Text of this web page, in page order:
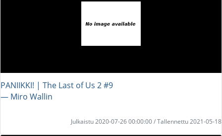
PANIIKKI! | The Last of Us 2 #9
― Miro Wallin
Julkaistu 2020-07-26 00:00:00 / Tallennettu 2021-05-18